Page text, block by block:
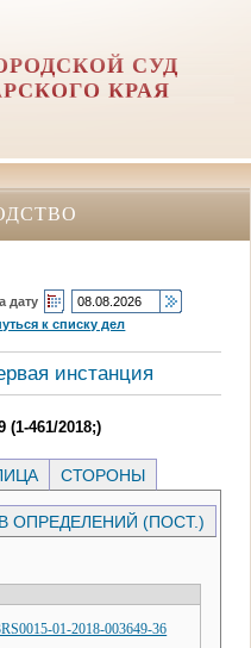
СУД
КРАЯ
дату
к списку дел
инстанция
461/2018;)
СТОРОНЫ
ОПРЕДЕЛЕНИЙ (ПОСТ.)
01-2018-003649-36